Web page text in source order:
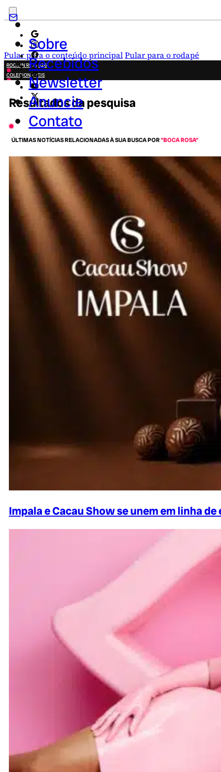
Pular para o conteúdo principalPular para o rodapé
Sobre
Recebidos
Newsletter
Anuncie
Contato
ROCK IN RIO 2026
COLECIONÁVEIS
FESTA JUNINA
NOVIDADES
CAMPANHAS CRIATIVAS
Resultados da pesquisa
ÚLTIMAS NOTÍCIAS RELACIONADAS À SUA BUSCA POR"BOCA ROSA"
Impala e Cacau Show se unem em linha